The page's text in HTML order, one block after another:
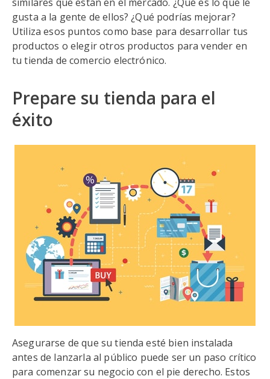
gusta a la gente de ellos? ¿Qué podrías mejorar?
Utiliza esos puntos como base para desarrollar tus
productos o elegir otros productos para vender en
tu tienda de comercio electrónico.
Prepare su tienda para el
éxito
Asegurarse de que su tienda esté bien instalada
antes de lanzarla al público puede ser un paso crítico
para comenzar su negocio con el pie derecho. Estos